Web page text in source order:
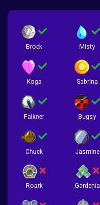
Brock Misty
Koga Sabrina
Falkner Bugsy
Chuck Jasmine
Roark Gardenia